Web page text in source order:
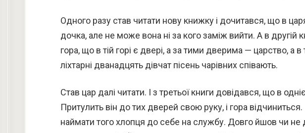
Одного разу став читати нову книжку і дочитався, що в
дочка, але не може вона ні за кого заміж вийти. А в другій
гора, що в тій горі є двері, а за тими дверима — царство, а в
ліхтарні дванадцять дівчат пісень чарівних співають.
Став цар далі читати. І з третьої книги довідався, що в
Притулить він до тих дверей свою руку, і гора
наймати того хлопця до себе на службу. Довго йшов чи не